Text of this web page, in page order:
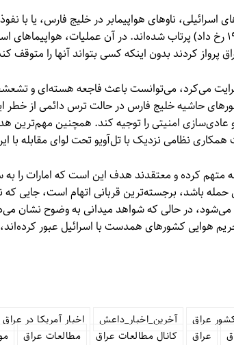
اسرائیلی، ناوهای هواپیمابر در خلیج فارس، یا با
عربستان (همانطور که در عملیات معروف «اپرا» در سال ۱۹۸۱ رخ داد) پرتاب شده‌اند. در آن
کردند بدون اینکه کسی بتواند آنها را متوقف
می‌کرد، می‌توانست باعث فاجعه هسته‌ای و
حاشیه خلیج فارس در حالت ترس دائمی از خطر
امنیتی را توجیه کند. همچنین مهم‌ترین
نظامی نزدیک با تل‌آویو تحت لوای مقابله با
متهم کرده و معتقدند هدف این است که امارات
باشد، برجسته‌ترین قربانی اتهام است، جایی که
می‌شود، در حالی که شواهد میدانی به وضوح نشان
هوایی کشورهای همدست با اسرائیل عبور کرده‌اند،
عراق آخرین_اخبار_داعش اخبار آمریکا در عراق
عراق کانال مطالعات عراق مطالعات عراق